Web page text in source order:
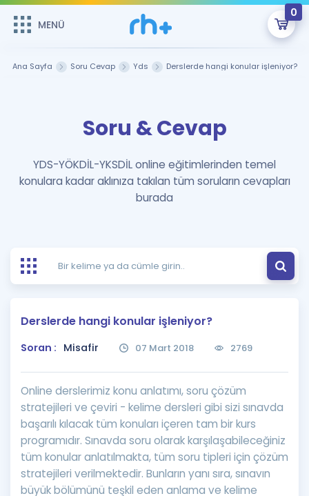
MENÜ
0
Şifremi Hatırlamıyorum
GİRİŞ YAP
Remzi Hoca ile seni sınava hazırlayacak onlarca eğitim seni
bekliyor!
MENÜ
Çalışma Paketleri
Kitaplar ve Kaynaklar
Ücretsiz Kaynaklar
Puan Hesaplama
Rehberlik Aracı
ÖSYM Sınav Takvimi
Kampanyalar
Blog
İngilizce Gramer
Blog
İngilizce Gramer
Hakkımızda
Ana Sayfa Soru Cevap Yds Derslerde hangi konular işleniyor?
Soru & Cevap
YDS-YÖKDİL-YKSDİL online eğitimlerinden temel
konulara kadar aklınıza takılan tüm soruların cevapları
burada
Derslerde hangi konular işleniyor?
Soran : Misafir 07 Mart 2018 2769
Online derslerimiz konu anlatımı, soru çözüm
stratejileri ve çeviri - kelime dersleri gibi sizi sınavda
başarılı kılacak tüm konuları içeren tam bir kurs
programıdır. Sınavda soru olarak karşılaşabileceğiniz
tüm konular anlatılmakta, tüm soru tipleri için çözüm
stratejileri verilmektedir. Bunların yanı sıra, sınavın
büyük bölümünü teşkil eden anlama ve kelime